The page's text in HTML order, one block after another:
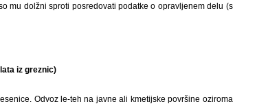
mu dolžni sproti posredovati podatke o opravljenem delu (s
iz greznic)
Odvoz le-teh na javne ali kmetijske površine oziroma